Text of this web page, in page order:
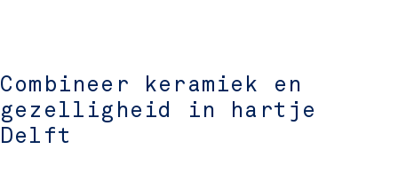
Combineer keramiek en
gezelligheid in hartje
Delft